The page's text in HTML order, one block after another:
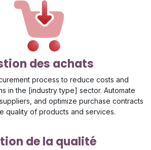
des achats
process to reduce costs and
in the [industry type] sector. Automate
and optimize purchase contracts
quality of products and services.
de la qualité